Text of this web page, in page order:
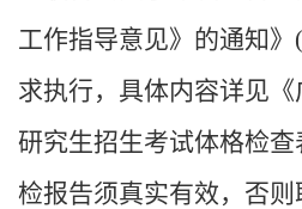
工作指导意见》的通知》 (
求执行，具体内容详见
研究生招生考试体格检查
检报告须真实有效，否则